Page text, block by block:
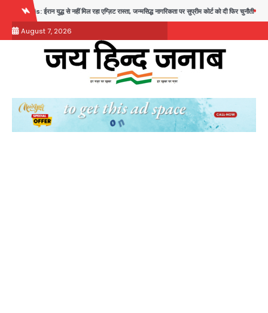
content
से नहीं मिल रहा एग्ज़िट रास्ता, जन्मसिद्ध नागरिकता पर सुप्रीम कोर्ट को दी फिर चुनौती पुरा महादेव से
August 7, 2026